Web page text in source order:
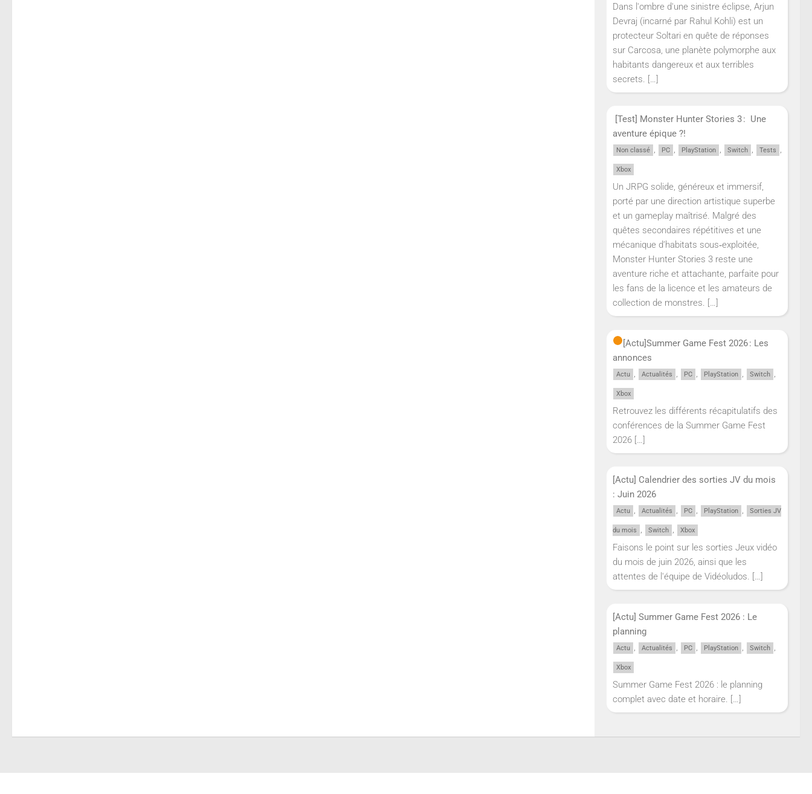
Dans l'ombre d'une sinistre éclipse, Arjun
Devraj (incarné par Rahul Kohli) est un
protecteur Soltari en quête de réponses
sur Carcosa, une planète polymorphe aux
habitants dangereux et aux terribles
secrets. […]
[Test] Monster Hunter Stories 3 : Une
aventure épique ?!
Non classé , PC , PlayStation , Switch , Tests ,
Xbox
Un JRPG solide, généreux et immersif,
porté par une direction artistique superbe
et un gameplay maîtrisé. Malgré des
quêtes secondaires répétitives et une
mécanique d’habitats sous‑exploitée,
Monster Hunter Stories 3 reste une
aventure riche et attachante, parfaite pour
les fans de la licence et les amateurs de
collection de monstres. […]
[Actu]Summer Game Fest 2026 : Les
annonces
Actu , Actualités , PC , PlayStation , Switch ,
Xbox
Retrouvez les différents récapitulatifs des
conférences de la Summer Game Fest
2026 […]
[Actu] Calendrier des sorties JV du mois
: Juin 2026
Actu , Actualités , PC , PlayStation , Sorties JV
du mois , Switch , Xbox
Faisons le point sur les sorties Jeux vidéo
du mois de juin 2026, ainsi que les
attentes de l'équipe de Vidéoludos. […]
[Actu] Summer Game Fest 2026 : Le
planning
Actu , Actualités , PC , PlayStation , Switch ,
Xbox
Summer Game Fest 2026 : le planning
complet avec date et horaire. […]